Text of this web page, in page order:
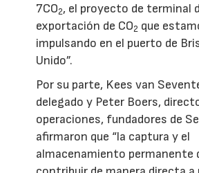
7CO2, el proyecto de terminal
exportación de CO2 que
impulsando en el puerto de
Unido”.
Por su parte, Kees van
delegado y Peter Boers,
operaciones, fundadores de
afirmaron que “la captura y el
almacenamiento permanente